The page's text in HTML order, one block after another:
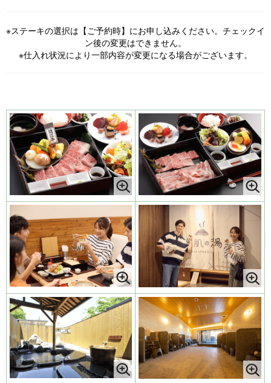
※ステーキの選択は【ご予約時】にお申し込みください。チェックイ
ン後の変更はできません。
※仕入れ状況により一部内容が変更になる場合がございます。